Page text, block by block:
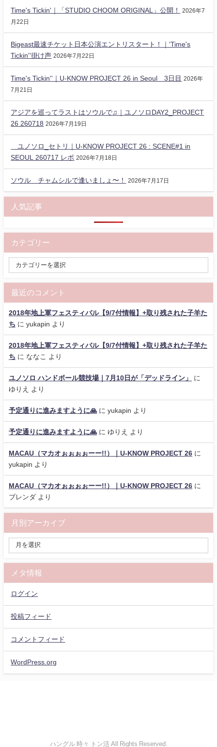
Time's Tickin'｜「STUDIO CHOOM ORIGINAL」公開！
2026年7
月22日
Bigeast最速チケット日本公演エントリスタート！｜'Time's
Tickin''掛け声 2026年7月22日
Time's Tickin''｜U-KNOW PROJECT 26 in Seoul 3日目
2026年
7月21日
アジアを巡ってラストはソウルで♫｜ユノソロDAY2_PROJECT
26 260718 2026年7月19日
ユノソロ_セトリ｜U-KNOW PROJECT 26 : SCENE#1 in
SEOUL 260717 レポ 2026年7月18日
ソウル チャムシルで逢いましょ〜！ 2026年7月17日
人気記事
カテゴリー
最近のコメント
2018年地上軍フェスティバル【9/7付情報】+取り残された子羊た
ち に yukapin より
2018年地上軍フェスティバル【9/7付情報】+取り残された子羊た
ち に ななこ より
ユノソロ ハンドボール競技場｜7月10日が「デッドライン」
に
ゆりえ
より
予定通りに進みますように🙏 に yukapin より
予定通りに進みますように🙏 に ゆりえ より
MACAU（マカオぉぉぉぉーー!!）｜U-KNOW PROJECT 26 に
yukapin より
MACAU（マカオぉぉぉぉーー!!）｜U-KNOW PROJECT 26 に
ブレンダ より
月別アーカイブ
メタ情報
ログイン
投稿フィード
コメントフィード
WordPress.org
ハングル 時々 トン活 All Rights Reserved.